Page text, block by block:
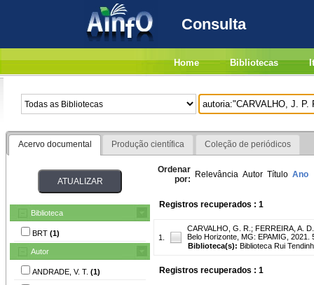
Consulta
Home Bibliotecas
Acervo documental Produção científica Coleção de periódicos
Biblioteca
BRT (1)
Autor
ANDRADE, V. T. (1)
Ordenar
por: Relevância Autor Título Ano
Registros recuperados : 1
1.
CARVALHO, G. R. ; FERREIRA, A. D.
Belo Horizonte, MG: EPAMIG, 2021.
Biblioteca(s): Biblioteca Rui
Registros recuperados : 1